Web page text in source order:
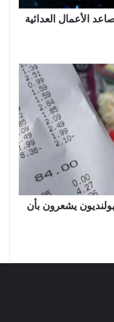
الأعمال العدائية
عند 3%.. الهولنديون يشعرون بأن